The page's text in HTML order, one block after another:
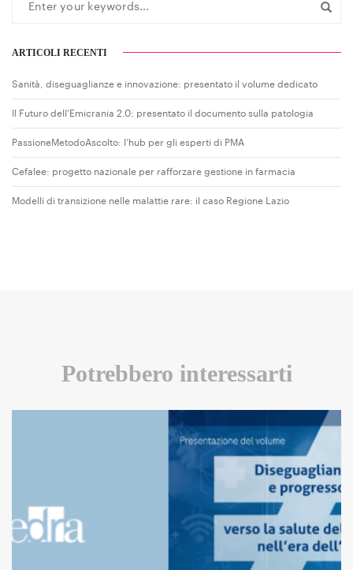
ARTICOLI RECENTI
Sanità, diseguaglianze e innovazione: presentato il volume dedicato
Il Futuro dell’Emicrania 2.0: presentato il documento sulla patologia
PassioneMetodoAscolto: l’hub per gli esperti di PMA
Cefalee: progetto nazionale per rafforzare gestione in farmacia
Modelli di transizione nelle malattie rare: il caso Regione Lazio
Potrebbero interessarti